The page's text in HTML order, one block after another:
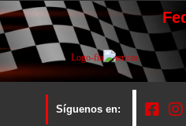
Síguenos en: